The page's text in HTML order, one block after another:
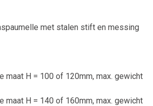
met stalen stift en messing
maat H = 100 of 120mm, max. gewicht
maat H = 140 of 160mm, max. gewicht